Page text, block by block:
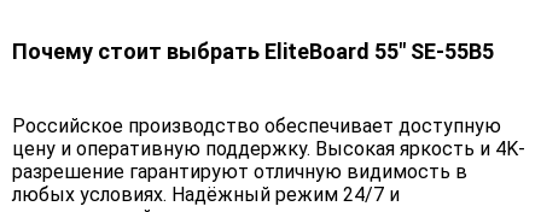
Почему стоит выбрать EliteBoard 55" SE-55B5
Российское производство обеспечивает доступную
цену и оперативную поддержку. Высокая яркость и 4K-
разрешение гарантируют отличную видимость в
любых условиях. Надёжный режим 24/7 и